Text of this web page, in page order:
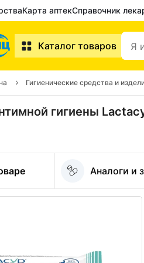
Карта аптекСправочник
Каталог товаров
Гигиенические средства и
гигиены
Аналоги и